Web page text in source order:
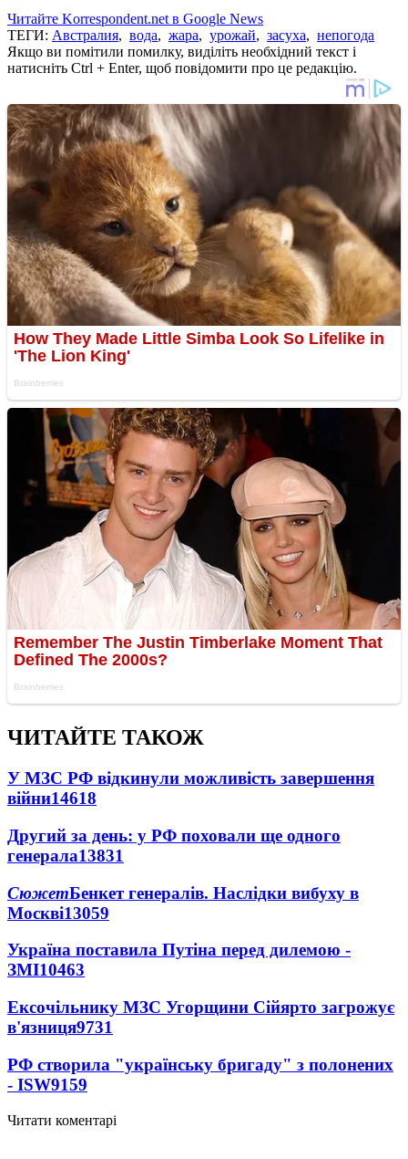
Читайте Korrespondent.net в Google News
ТЕГИ: Австралия, вода, жара, урожай, засуха, непогода
Якщо ви помітили помилку, виділіть необхідний текст і
натисніть Ctrl + Enter, щоб повідомити про це редакцію.
ЧИТАЙТЕ ТАКОЖ
У МЗС РФ відкинули можливість завершення
війни14618
Другий за день: у РФ поховали ще одного
генерала13831
СюжетБенкет генералів. Наслідки вибуху в
Москві13059
Україна поставила Путіна перед дилемою -
ЗМІ10463
Ексочільнику МЗС Угорщини Сійярто загрожує
в'язниця9731
РФ створила "українську бригаду" з полонених
- ISW9159
Читати коментарі